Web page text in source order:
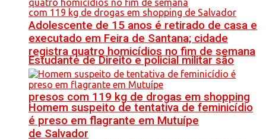
Estudante de Direito e policial militar são
presos com 119 kg de drogas em shopping
de Salvador
Adolescente de 15 anos é retirado de casa e
executado em Feira de Santana; cidade
registra quatro homicídios no fim de semana
Homem suspeito de tentativa de feminicídio
é preso em flagrante em Mutuípe